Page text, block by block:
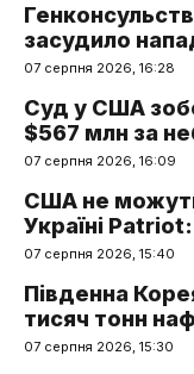
засудило
07 серпня 2026, 16:28
Суд у США
$567 млн за
07 серпня 2026, 16:09
США не
Україні
07 серпня 2026, 15:40
Південна
тисяч тонн
07 серпня 2026, 15:30